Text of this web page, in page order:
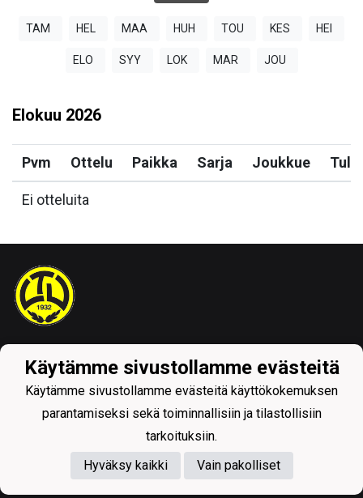
TAM HEL MAA HUH TOU KES HEI
ELO SYY LOK MAR JOU
Elokuu 2026
Pvm Ottelu Paikka Sarja Joukkue
Ei otteluita
Powered by
Käytämme sivustollamme evästeitä
Käytämme sivustollamme evästeitä käyttökokemuksen
parantamiseksi sekä toiminnallisiin ja tilastollisiin
tarkoituksiin.
Hyväksy kaikki
Vain pakolliset